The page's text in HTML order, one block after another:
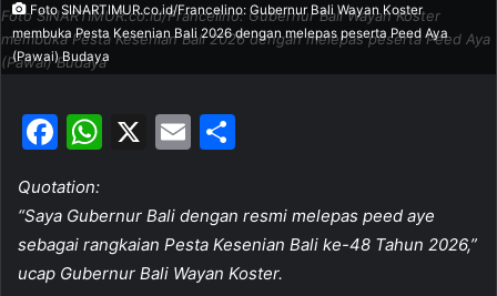
Foto SINARTIMUR.co.id/Francelino: Gubernur Bali Wayan Koster
membuka Pesta Kesenian Bali 2026 dengan melepas peserta Peed Aya
(Pawai) Budaya
Foto SINARTIMUR.co.id/Francelino: Gubernur Bali Wayan Koster
membuka Pesta Kesenian Bali 2026 dengan melepas peserta Peed Aya
(Pawai) Budaya
F
c
e
b
W
at
s
A
X
E
ai
l
ar
e
Quotation:
“Saya Gubernur Bali dengan resmi melepas peed aye
sebagai rangkaian Pesta Kesenian Bali ke-48 Tahun 2026,”
ucap Gubernur Bali Wayan Koster.